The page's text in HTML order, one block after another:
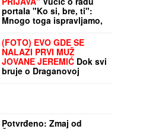
U SOPOTU: Amerikanac
suprugu štapom, pa
Mnogo toga ispravljamo,